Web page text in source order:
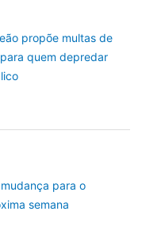
propõe multas de
quem depredar
para o
semana